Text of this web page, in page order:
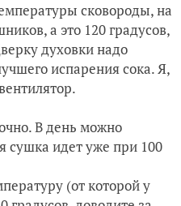
сковороды, на
а это 120 градусов,
духовки надо
испарения сока. Я,
В день можно
сушка идет уже при 100
(от которой у